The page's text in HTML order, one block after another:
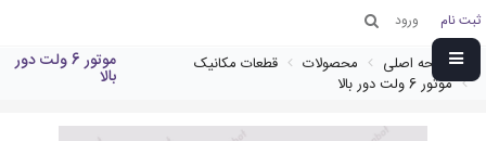
ثبت نام ورود
صفحه اصلی محصولات
قطعات مکانیک
موتور 6 ولت دور بالا
موتور 6 ولت دور
بالا